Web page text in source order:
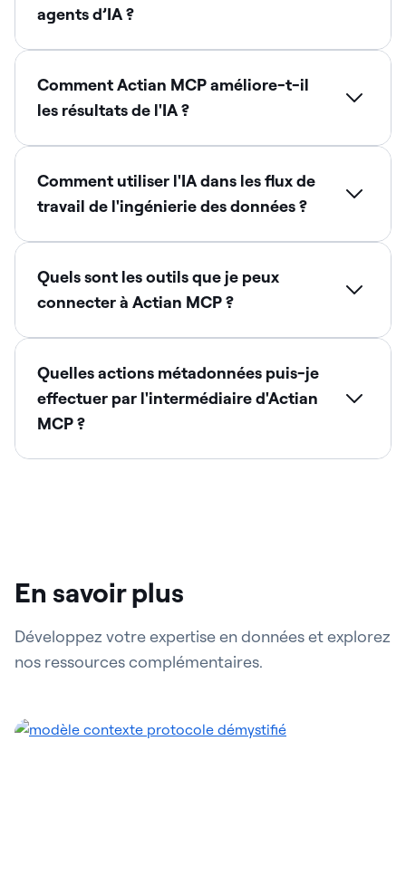
agents d’IA ?
Comment Actian MCP améliore-t-il
les résultats de l'IA ?
Comment utiliser l'IA dans les flux de
travail de l'ingénierie des données ?
Quels sont les outils que je peux
connecter à Actian MCP ?
Quelles actions métadonnées puis-je
effectuer par l'intermédiaire d'Actian
MCP ?
En savoir plus
Développez votre expertise en données et explorez
nos ressources complémentaires.